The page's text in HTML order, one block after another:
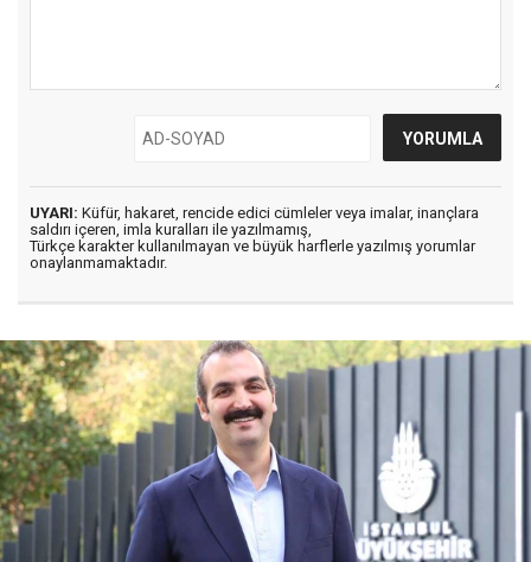
UYARI: Küfür, hakaret, rencide edici cümleler veya imalar, inançlara
saldırı içeren, imla kuralları ile yazılmamış,
Türkçe karakter kullanılmayan ve büyük harflerle yazılmış yorumlar
onaylanmamaktadır.